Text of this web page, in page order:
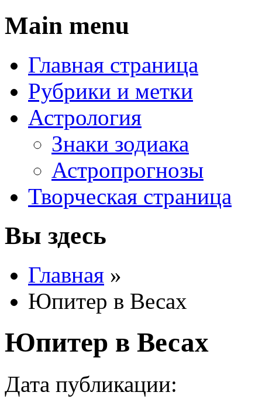
Main menu
Главная страница
Рубрики и метки
Астрология
Знаки зодиака
Астропрогнозы
Творческая страница
Вы здесь
Главная »
Юпитер в Весах
Юпитер в Весах
Дата публикации: